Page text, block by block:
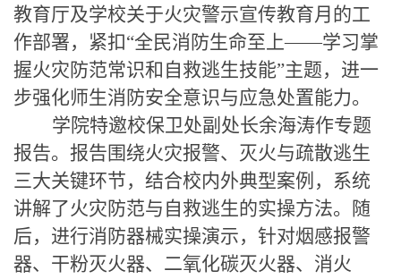
教育厅及学校关于火灾警示宣传教育月的工
作部署，紧扣“全民消防生命至上——学习掌
握火灾防范常识和自救逃生技能”主题，进一
步强化师生消防安全意识与应急处置能力。
学院特邀校保卫处副处长余海涛作专题
报告。报告围绕火灾报警、灭火与疏散逃生
三大关键环节，结合校内外典型案例，系统
讲解了火灾防范与自救逃生的实操方法。随
后，进行消防器械实操演示，针对烟感报警
器、干粉灭火器、二氧化碳灭火器、消火